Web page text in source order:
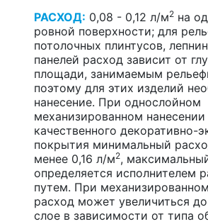
РАСХОД: 0,08 - 0,12 л/м2 на
ровной поверхности; для
потолочных плинтусов,
панелей расход зависит от
площади, занимаемым
поэтому для этих изделий
нанесение. При однослойном
механизированном
качественного декоративно-
покрытия минимальный
менее 0,16 л/м2,
определяется исполнителем
путем. При
расход может увеличиться
слое в зависимости от типа